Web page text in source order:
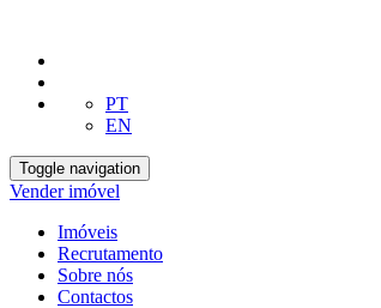
PT
EN
Toggle navigation
Vender imóvel
Imóveis
Recrutamento
Sobre nós
Contactos